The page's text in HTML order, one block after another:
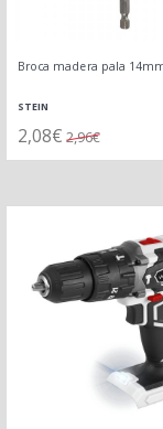
Broca madera pala
STEIN
2,08€ 2,96€